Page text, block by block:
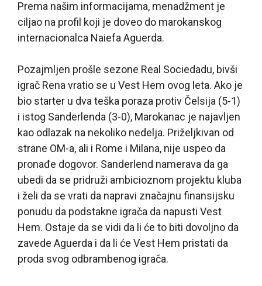
Prema našim informacijama, menadžment je
ciljao na profil koji je doveo do marokanskog
internacionalca Naiefa Aguerda.
Pozajmljen prošle sezone Real Sociedadu, bivši
igrač Rena vratio se u Vest Hem ovog leta. Ako je
bio starter u dva teška poraza protiv Čelsija (5-1)
i istog Sanderlenda (3-0), Marokanac je najavljen
kao odlazak na nekoliko nedelja. Priželjkivan od
strane OM-a, ali i Rome i Milana, nije uspeo da
pronađe dogovor. Sanderlend namerava da ga
ubedi da se pridruži ambicioznom projektu kluba
i želi da se vrati da napravi značajnu finansijsku
ponudu da podstakne igrača da napusti Vest
Hem. Ostaje da se vidi da li će to biti dovoljno da
zavede Aguerda i da li će Vest Hem pristati da
proda svog odbrambenog igrača.